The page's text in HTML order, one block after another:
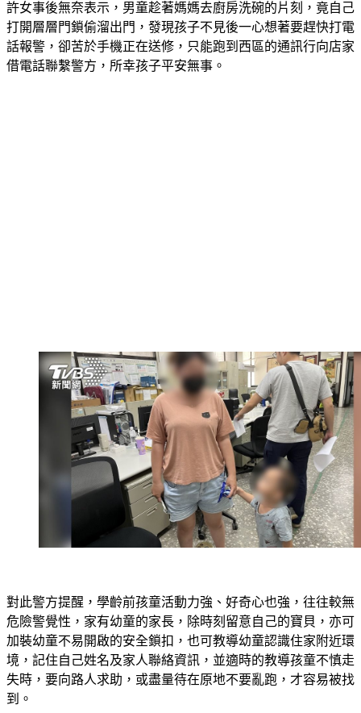
打開層層門鎖偷溜出門，發現孩子不見後一心想著要趕快打電
話報警，卻苦於手機正在送修，只能跑到西區的通訊行向店家
借電話聯繫警方，所幸孩子平安無事。
危險警覺性，家有幼童的家長，除時刻留意自己的寶貝，亦可
加裝幼童不易開啟的安全鎖扣，也可教導幼童認識住家附近環
境，記住自己姓名及家人聯絡資訊，並適時的教導孩童不慎走
失時，要向路人求助，或盡量待在原地不要亂跑，才容易被找
到。